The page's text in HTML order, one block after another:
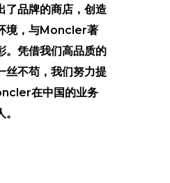
了品牌的商店，创造
境，与Moncler著
。凭借我们高品质的
丝不苟，我们努力提
在中国的业务